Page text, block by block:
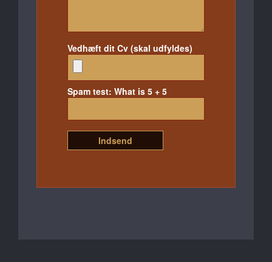
Vedhæft dit Cv (skal udfyldes)
Spam test: What is 5 + 5